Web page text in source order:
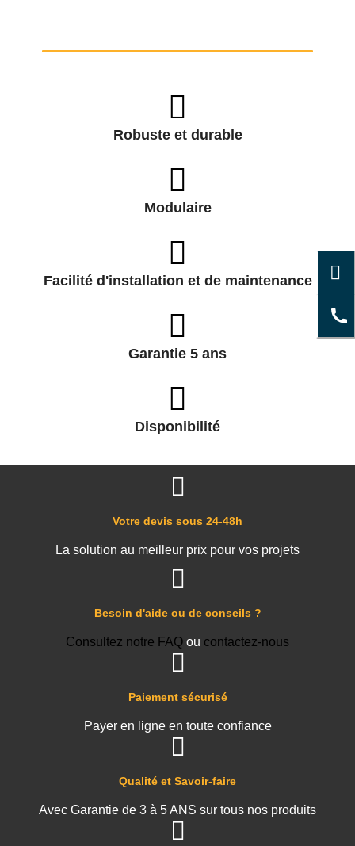
Robuste et durable
Modulaire
Facilité d'installation et de maintenance
Garantie 5 ans
Disponibilité
Qualité et Savoir-faire
Avec Garantie de 3 à 5 ANS sur tous nos produits
Paiement sécurisé
Payer en ligne en toute confiance
Besoin d'aide ou de conseils ?
Consultez notre FAQ ou contactez-nous
Votre devis sous 24-48h
La solution au meilleur prix pour vos projets